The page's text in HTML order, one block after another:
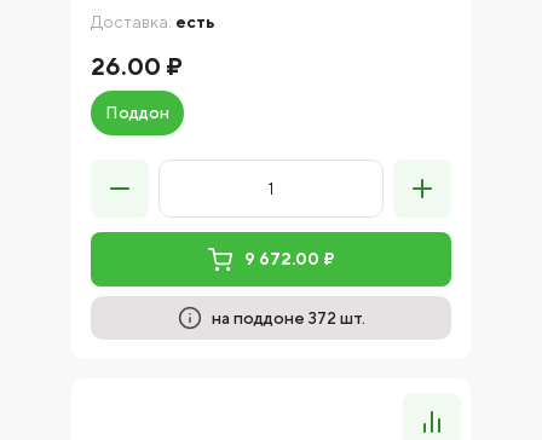
Доставка: есть
26.00 ₽
Поддон
9 672.00 ₽
на поддоне 372 шт.